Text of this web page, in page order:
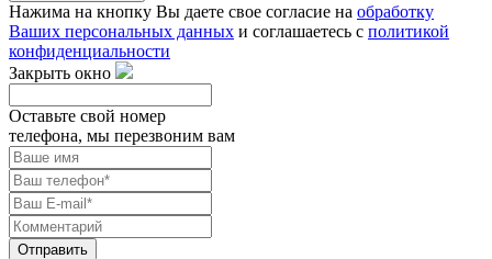
Нажима на кнопку Вы даете свое согласие на обработку
Ваших персональных данных и соглашаетесь с политикой
конфиденциальности
Закрыть окно
Оставьте свой номер
телефона, мы перезвоним вам
Отправить